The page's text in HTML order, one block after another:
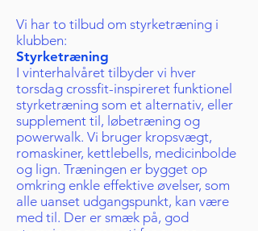
Vi har to tilbud om styrketræning i
klubben:
Styrketræning
I vinterhalvåret tilbyder vi hver
torsdag crossfit-inspireret funktionel
styrketræning som et alternativ, eller
supplement til, løbetræning og
powerwalk. Vi bruger kropsvægt,
romaskiner, kettlebells, medicinbolde
og lign. Træningen er bygget op
omkring enkle effektive øvelser, som
alle uanset udgangspunkt, kan være
med til. Der er smæk på, god